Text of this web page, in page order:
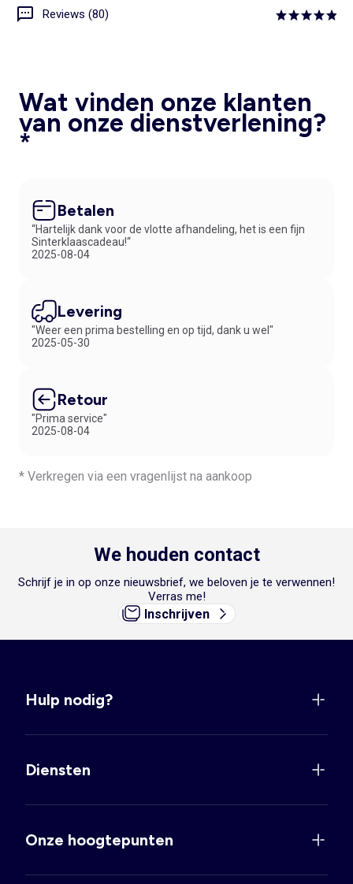
Reviews (80)
Wat vinden onze klanten
van onze dienstverlening?
*
Betalen
“Hartelijk dank voor de vlotte afhandeling, het is een fijn
Sinterklaascadeau!“
2025-08-04
Levering
"Weer een prima bestelling en op tijd, dank u wel"
2025-05-30
Retour
"Prima service"
2025-08-04
* Verkregen via een vragenlijst na aankoop
We houden contact
Schrijf je in op onze nieuwsbrief, we beloven je te verwennen!
Verras me!
Inschrijven
Hulp nodig?
Diensten
Onze hoogtepunten